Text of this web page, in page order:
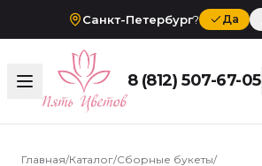
Санкт-Петербург? Да
8 (812) 507-67-05
Главная/Каталог/Сборные букеты/